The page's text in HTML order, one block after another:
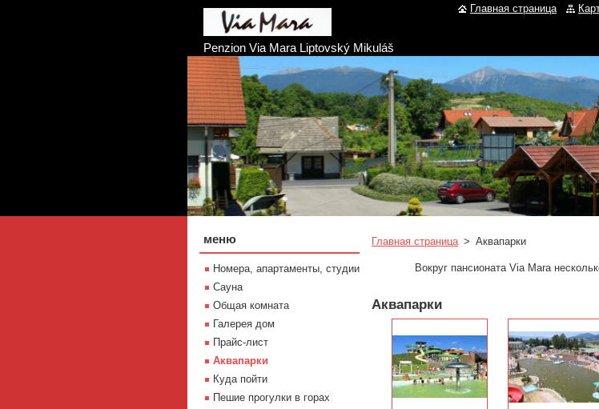
Penzion Via Mara Liptovský Mikuláš
Главная страница > Aквапарки
Вокруг пансионата Via Mara
Aквапарки
меню
Номера, апартаменты, студии
Сауна
Oбщая комната
Галерея дом
Прайс-лист
Aквапарки
Куда пойти
Пешие прогулки в горах
Главная страница